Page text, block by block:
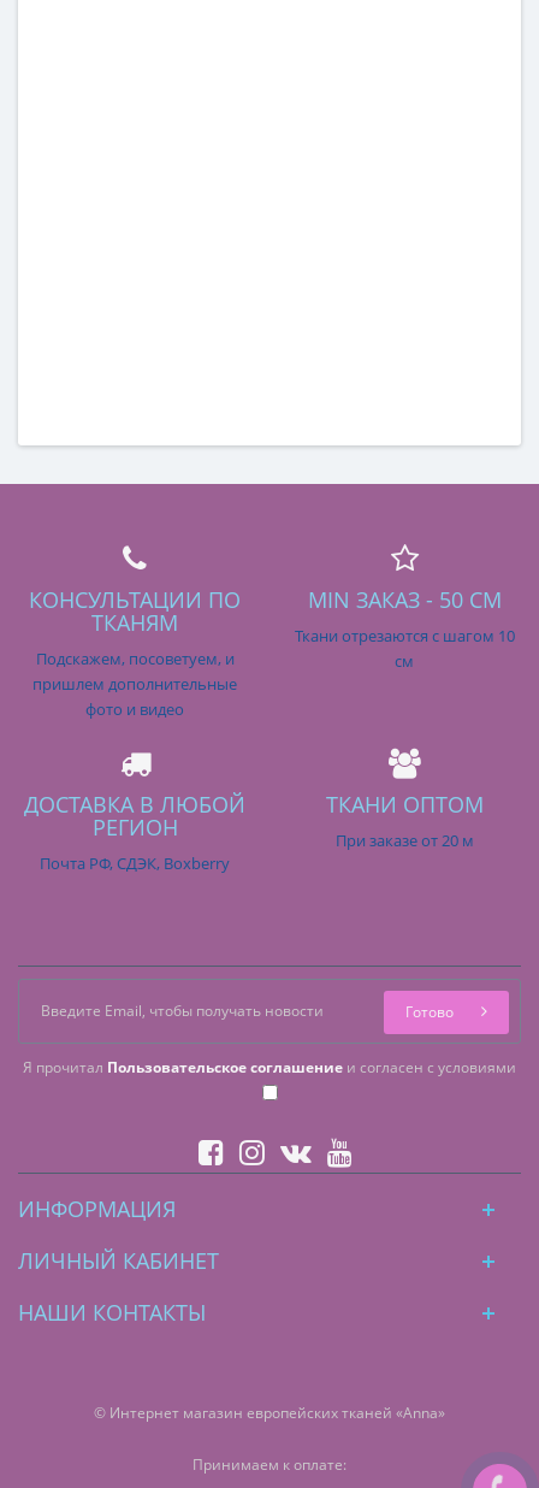
КОНСУЛЬТАЦИИ ПО
ТКАНЯМ
Подскажем, посоветуем, и
пришлем дополнительные
фото и видео
MIN ЗАКАЗ - 50 СМ
Ткани отрезаются с шагом 10
см
ДОСТАВКА В ЛЮБОЙ
РЕГИОН
Почта РФ, СДЭК, Boxberry
ТКАНИ ОПТОМ
При заказе от 20 м
Я прочитал Пользовательское соглашение и согласен с условиями
Готово
ИНФОРМАЦИЯ
ЛИЧНЫЙ КАБИНЕТ
НАШИ КОНТАКТЫ
© Интернет магазин европейских тканей «Anna»
Принимаем к оплате: